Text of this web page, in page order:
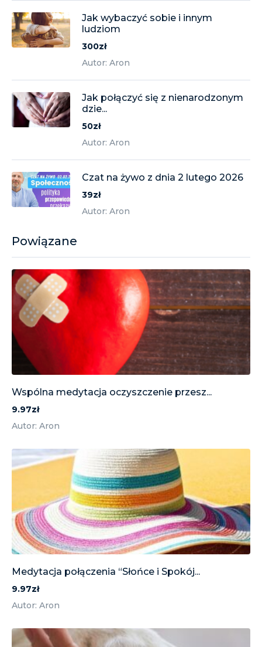
Powiązane
Wspólna medytacja oczyszczenie przesz...
9.97zł
Autor: Aron
Medytacja połączenia “Słońce i Spokój...
9.97zł
Autor: Aron
Jak wybaczyć sobie i innym
ludziom
300zł
Autor: Aron
Jak połączyć się z nienarodzonym
dzie...
50zł
Autor: Aron
Czat na żywo z dnia 2 lutego 2026
39zł
Autor: Aron